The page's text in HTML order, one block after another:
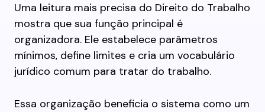
Uma leitura mais precisa do Direito do Trabalho
mostra que sua função principal é
organizadora. Ele estabelece parâmetros
mínimos, define limites e cria um vocabulário
jurídico comum para tratar do trabalho.
Essa organização beneficia o sistema como um